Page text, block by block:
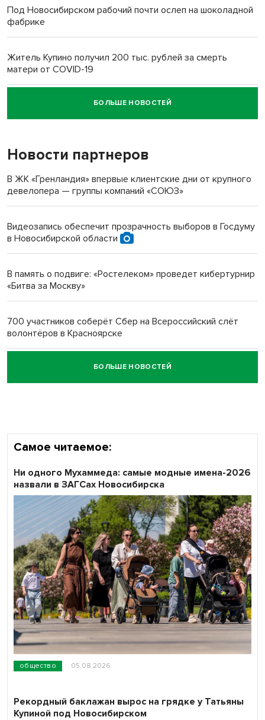
Под Новосибирском рабочий почти ослеп на шоколадной
фабрике
Житель Купино получил 200 тыс. рублей за смерть
матери от COVID-19
Новосибирский суд наказал водителя за смерть
пенсионерки на вокзале
«Мы живём на пастбище!»: в новосибирском селе лошади
терроризируют жителей
Инвалид получил условный срок за избиение врачей
Новосибирский преподаватель с женой вошли в топ-16
Обновлённое отделение ВТБ открылось в Искитиме
БОЛЬШЕ НОВОСТЕЙ
Новости партнеров
В ЖК «Гренландия» впервые клиентские дни от крупного
девелопера — группы компаний «СОЮЗ»
Видеозапись обеспечит прозрачность выборов в Госдуму
в Новосибирской области
В память о подвиге: «Ростелеком» проведет кибертурнир
«Битва за Москву»
700 участников соберёт Сбер на Всероссийский слёт
волонтёров в Красноярске
Честный выбор: видеонаблюдение обеспечит
объективность результатов ЕДГ в Новосибирской
БОЛЬШЕ НОВОСТЕЙ
Самое читаемое:
общество 05.08.2026
Ни одного Мухаммеда: самые модные имена-2026
назвали в ЗАГСах Новосибирска
Рекордный баклажан вырос на грядке у Татьяны
Купиной под Новосибирском